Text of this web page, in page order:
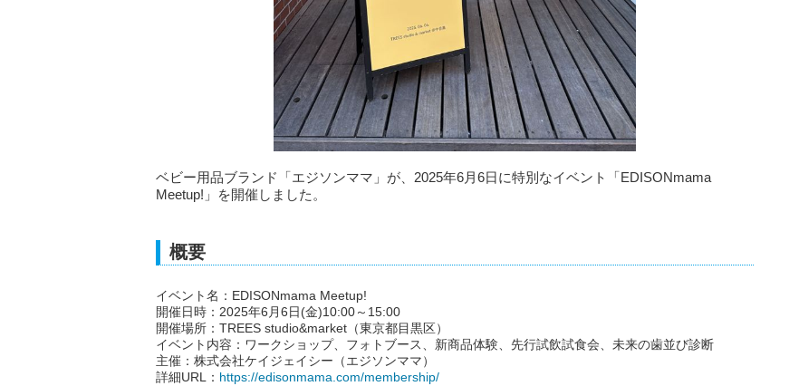
ベビー用品ブランド「エジソンママ」が、2025年6月6日に特別なイベント「EDISONmama
Meetup!」を開催しました。
概要
イベント名：EDISONmama Meetup!
開催日時：2025年6月6日(金)10:00～15:00
開催場所：TREES studio&market（東京都目黒区）
イベント内容：ワークショップ、フォトブース、新商品体験、先行試飲試食会、未来の歯並び診断
主催：株式会社ケイジェイシー（エジソンママ）
詳細URL： https://edisonmama.com/membership/